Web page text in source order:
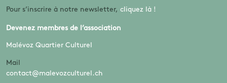
Pour s’inscrire à notre newsletter, cliquez là !
Devenez membres de l’association
Malévoz Quartier Culturel
Mail
contact@malevozculturel.ch